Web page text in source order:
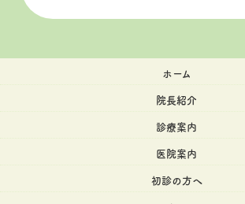
ホーム
院長紹介
診療案内
医院案内
初診の方へ